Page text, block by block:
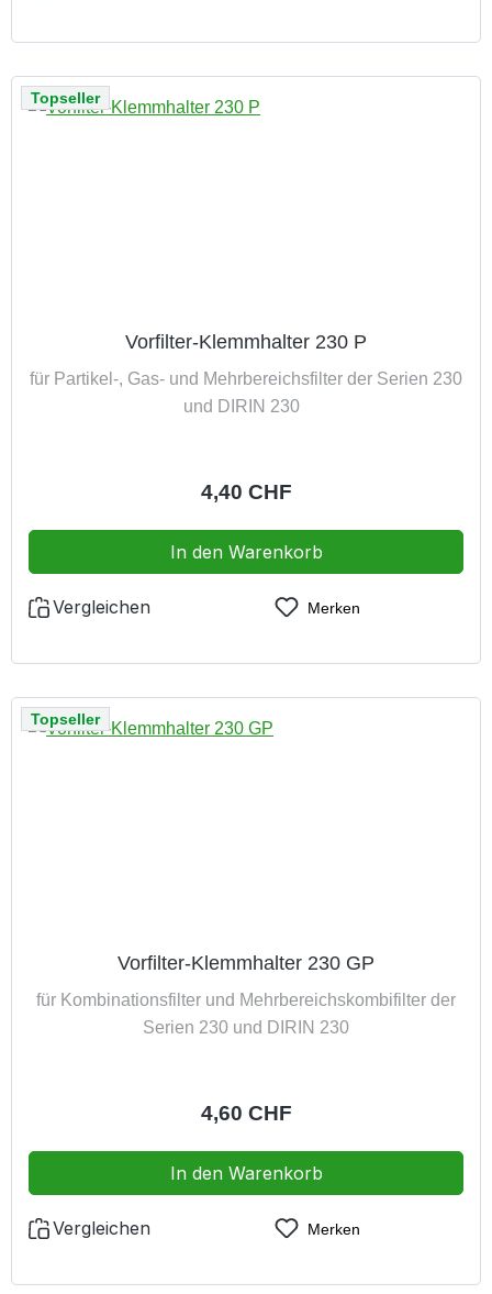
Topseller
Vorfilter-Klemmhalter 230 P
für Partikel-, Gas- und Mehrbereichsfilter der Serien 230
und DIRIN 230
Regulärer Preis:
4,40 CHF
In den Warenkorb
Vergleichen Merken
Topseller
Vorfilter-Klemmhalter 230 GP
für Kombinationsfilter und Mehrbereichskombifilter der
Serien 230 und DIRIN 230
Regulärer Preis:
4,60 CHF
In den Warenkorb
Vergleichen Merken